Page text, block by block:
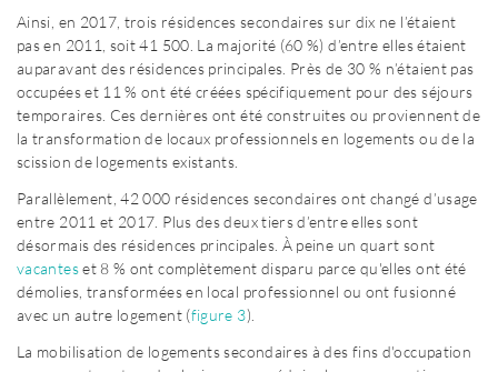
Ainsi, en 2017, trois résidences secondaires sur dix ne l’étaient
pas en 2011, soit 41 500. La majorité (60 %) d’entre elles étaient
auparavant des résidences principales. Près de 30 % n’étaient pas
occupées et 11 % ont été créées spécifiquement pour des séjours
temporaires. Ces dernières ont été construites ou proviennent de
la transformation de locaux professionnels en logements ou de la
scission de logements existants.
Parallèlement, 42 000 résidences secondaires ont changé d’usage
entre 2011 et 2017. Plus des deux tiers d’entre elles sont
désormais des résidences principales. À peine un quart sont
vacanteset 8 % ont complètement disparu parce qu'elles ont été
démolies, transformées en local professionnel ou ont fusionné
avec un autre logement (figure 3).
La mobilisation de logements secondaires à des fins d'occupation